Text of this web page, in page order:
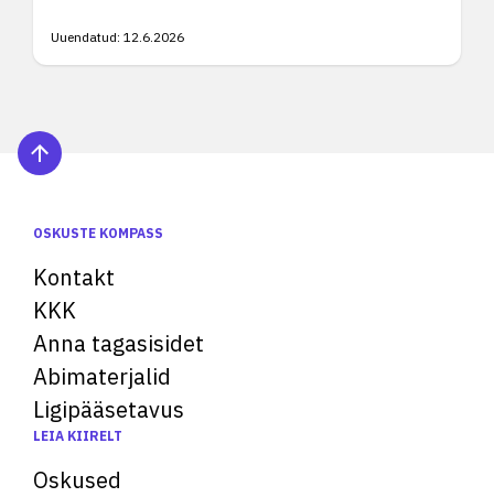
Uuendatud: 12.6.2026
OSKUSTE KOMPASS
Kontakt
KKK
Anna tagasisidet
Abimaterjalid
Ligipääsetavus
LEIA KIIRELT
Oskused